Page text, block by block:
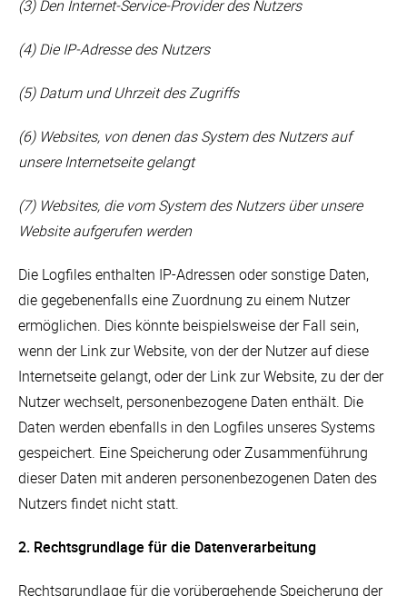
(3) Den Internet-Service-Provider des Nutzers
(4) Die IP-Adresse des Nutzers
(5) Datum und Uhrzeit des Zugriffs
(6) Websites, von denen das System des Nutzers auf
unsere Internetseite gelangt
(7) Websites, die vom System des Nutzers über unsere
Website aufgerufen werden
Die Logfiles enthalten IP-Adressen oder sonstige Daten,
die gegebenenfalls eine Zuordnung zu einem Nutzer
ermöglichen. Dies könnte beispielsweise der Fall sein,
wenn der Link zur Website, von der der Nutzer auf diese
Internetseite gelangt, oder der Link zur Website, zu der der
Nutzer wechselt, personenbezogene Daten enthält. Die
Daten werden ebenfalls in den Logfiles unseres Systems
gespeichert. Eine Speicherung oder Zusammenführung
dieser Daten mit anderen personenbezogenen Daten des
Nutzers findet nicht statt.
2. Rechtsgrundlage für die Datenverarbeitung
Rechtsgrundlage für die vorübergehende Speicherung der